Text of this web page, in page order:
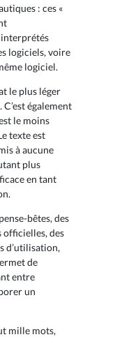
: ces «
logiciels, voire
logiciel.
le plus léger
également
le moins
texte est
à aucune
plus
en tant
bêtes, des
officielles, des
d’utilisation,
de
entre
un
mille mots,